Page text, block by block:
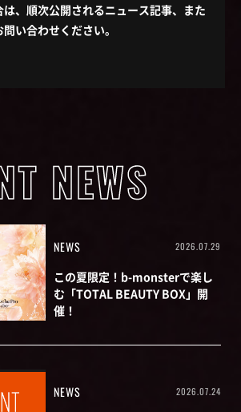
、順次公開されるニュース記事、また
い合わせください。
NEWS
NEWS 2026.07.29
この夏限定！b-monsterで楽し
む「TOTAL BEAUTY BOX」開
催！
NEWS 2026.07.24